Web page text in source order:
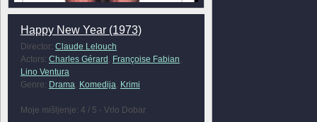
Happy New Year (1973)
Director: Claude Lelouch
Actors: Charles Gérard Françoise Fabian
Lino Ventura
Genre: Drama Komedija Krimi
Moje mišljenje: 4 / 5 - Vrlo Dobar